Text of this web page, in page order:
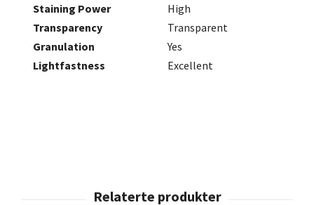
Staining Power
High
Transparency
Transparent
Granulation
Yes
Lightfastness
Excellent